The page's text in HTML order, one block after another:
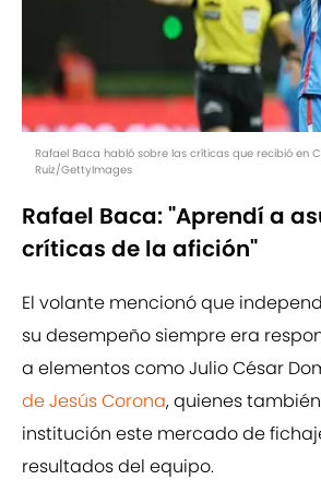
Rafael Baca habló sobre las críticas que recibió en
Ruiz/GettyImages
Rafael Baca: "Aprendí a
críticas de la afición"
El volante mencionó que
su desempeño siempre era
a elementos como Julio César
de Jesús Corona, quienes
institución este mercado de
resultados del equipo.